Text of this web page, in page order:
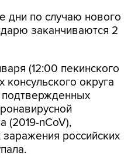
по случаю нового
заканчиваются 2
(12:00 пекинского
округа
подтвержденных
(2019-nCoV),
российских